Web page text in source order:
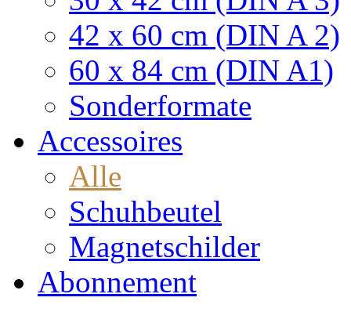
42 x 60 cm (DIN A 2)
60 x 84 cm (DIN A1)
Sonderformate
Accessoires
Alle
Schuhbeutel
Magnetschilder
Abonnement